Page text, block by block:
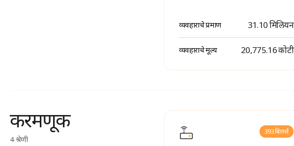
व्यवहाराचे प्रमाण 31.10 मिलियन
व्यवहाराचे मूल्य ₹ 20,775.16 कोटी
करमणूक
4 श्रेणी
393 बिलर्स